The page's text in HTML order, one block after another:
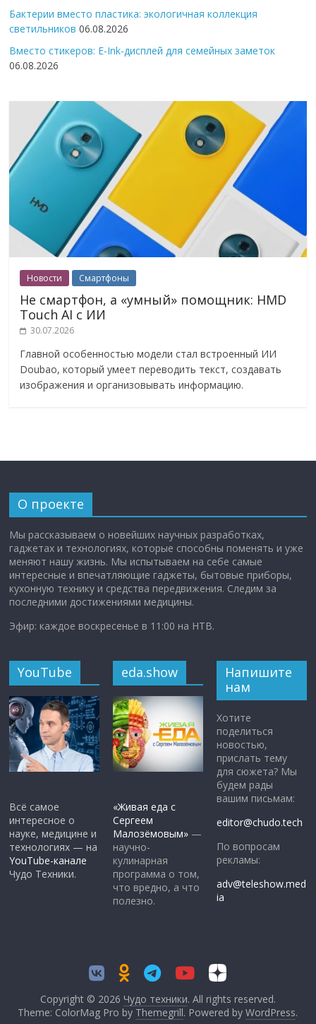
Бактерии вместо пластика: экологичная коллекция
светильников 06.08.2026
Вместо стикеров: E-Ink-дисплей для семейных заметок
06.08.2026
Новости Смартфоны
Не смартфон, а «умный» помощник: HMD
Touch AI с ИИ
30.07.2026
Главной особенностью модели стал встроенный ИИ
Doubao, который умеет переводить текст, создавать
изображения и организовывать информацию.
О проекте
Мы рассказываем о новейших научных разработках,
гаджетах и технологиях, которые способны поменять и уже
меняют нашу жизнь. Мы испытываем на себе самые
интересные и впечатляющие гаджеты, бытовые приборы,
кухонную технику и средства передвижения. Следим за
последними достижениями медицины.
Эфир: каждое воскресенье в 11:00 на НТВ.
YouTube
Всё самое
интересное о
науке, медицине и
технологиях — на
YouTube-канале
Чудо Техники.
eda.show
«Живая еда с
Сергеем
Малозёмовым» —
научно-
кулинарная
программа о том,
что вредно, а что
полезно.
Напишите
нам
Хотите
поделиться
новостью,
прислать тему
для сюжета? Мы
будем рады
вашим письмам:
editor@chudo.tech
По вопросам
рекламы:
adv@teleshow.med
ia
Copyright © 2026 Чудо техники. All rights reserved.
Theme: ColorMag Pro by Themegrill. Powered byWordPress.